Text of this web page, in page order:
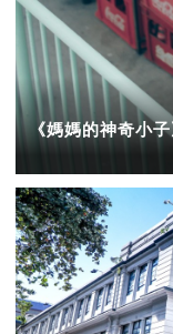
《媽媽的神奇小